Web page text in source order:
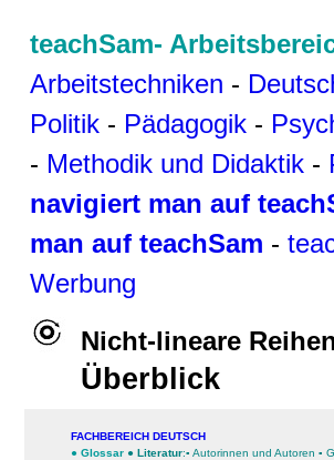
teachSam-
Arbeitstechniken -
Politik - Pädagogik -
- Methodik und Didaktik -
navigiert man auf
man auf teachSam -
Werbung
Nicht-lineare
Überblick
FACHBEREICH DEUTSCH
● Glossar ● Literatur:▪ Autorinnen und Autoren ▪